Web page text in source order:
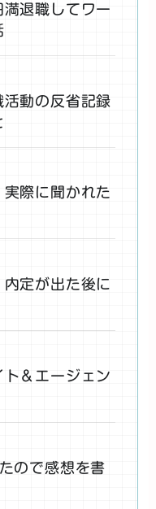
退職してワー
動の反省記録
実際に聞かれた
内定が出た後に
＆エージェン
ので感想を書